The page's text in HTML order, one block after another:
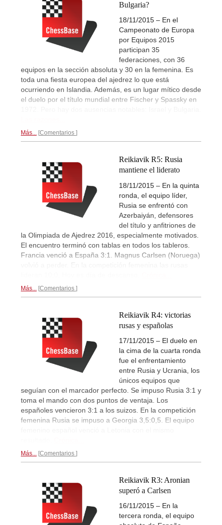
Bulgaria?
18/11/2015 – En el
Campeonato de Europa
por Equipos 2015
participan 35
federaciones, con 36
equipos en la sección absoluta y 30 en la femenina. Es
toda una fiesta europea del ajedrez lo que está
ocurriendo en Islandia. Además, es un lugar mítico desde
el duelo por el título mundial entre Fischer y Spassky en
Más... Comentarios
Reikiavik R5: Rusia
mantiene el liderato
18/11/2015 – En la quinta
ronda, el equipo líder,
Rusia se enfrentó con
Azerbaiyán, defensores
del título y anfitriones de
la Olimpiada de Ajedrez 2016, especialmente motivados.
El encuentro terminó con tablas en todos los tableros.
Francia venció a España 3:1. Magnus Carlsen (Noruega)
volvió a perder. En la competición femenina las rusas
Más... Comentarios
Reikiavik R4: victorias
rusas y españolas
17/11/2015 – El duelo en
la cima de la cuarta ronda
fue el enfrentamiento
entre Rusia y Ucrania, los
únicos equipos que
seguían con el marcador perfecto. Se impuso Rusia 3:1 y
toma el mando con dos puntos de ventaja. Los
españoles vencieron 3:1 a los suizos. En la competición
femenina Rusia se impuso a Georgia 3,5:0,5. El equipo
Más... Comentarios
Reikiavik R3: Aronian
superó a Carlsen
16/11/2015 – En la
tercera ronda, el equipo